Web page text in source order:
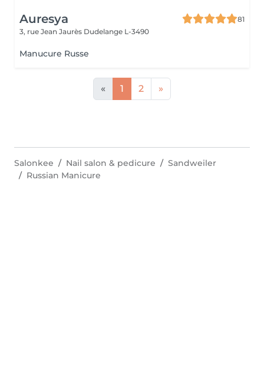
Auresya
81
3, rue Jean Jaurès Dudelange L-3490
Manucure Russe
« 1 2 »
Salonkee Nail salon & pedicure
Sandweiler
Russian Manicure